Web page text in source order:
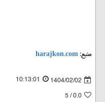
منبع:harajkon.com
1404/02/02
10:13:01
0.0
/ 5